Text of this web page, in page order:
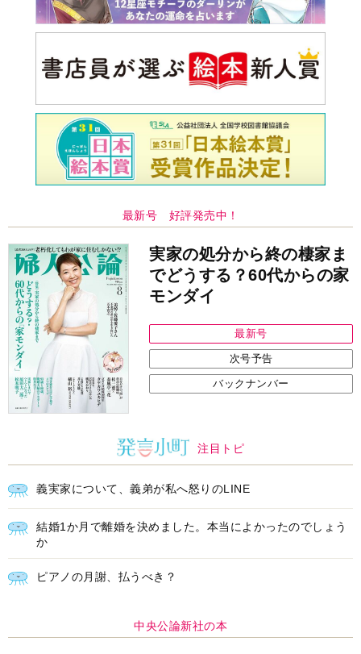
最新号 好評発売中！
実家の処分から終の棲家ま
でどうする？60代からの家
モンダイ
最新号
次号予告
バックナンバー
注目トピ
義実家について、義弟が私へ怒りのLINE
結婚1か月で離婚を決めました。本当によかったのでしょう
か
ピアノの月謝、払うべき？
中央公論新社の本